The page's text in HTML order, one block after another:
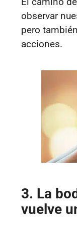
observar
pero
acciones.
3. La
vuelve